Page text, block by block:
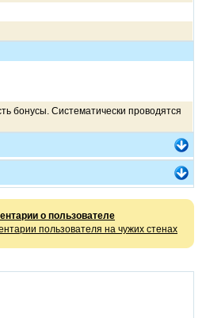
бонусы. Систематически проводятся
о пользователе
пользователя на чужих стенах